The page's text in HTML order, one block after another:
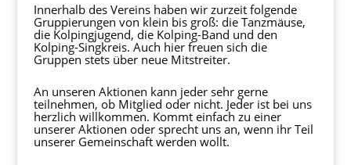
Innerhalb des Vereins haben wir zurzeit folgende
Gruppierungen von klein bis groß: die Tanzmäuse,
die Kolpingjugend, die Kolping-Band und den
Kolping-Singkreis. Auch hier freuen sich die
Gruppen stets über neue Mitstreiter.
An unseren Aktionen kann jeder sehr gerne
teilnehmen, ob Mitglied oder nicht. Jeder ist bei uns
herzlich willkommen. Kommt einfach zu einer
unserer Aktionen oder sprecht uns an, wenn ihr Teil
unserer Gemeinschaft werden wollt.